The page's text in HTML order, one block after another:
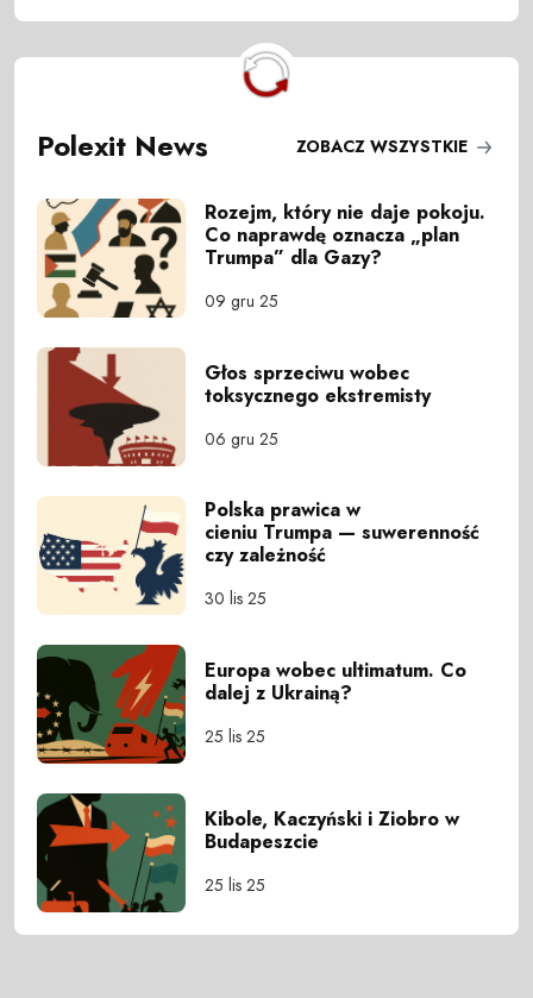
Polexit News ZOBACZ WSZYSTKIE
Rozejm, który nie daje pokoju.
Co naprawdę oznacza „plan
Trumpa” dla Gazy?
09 gru 25
Głos sprzeciwu wobec
toksycznego ekstremisty
06 gru 25
Polska prawica w
cieniu Trumpa — suwerenność
czy zależność
30 lis 25
Europa wobec ultimatum. Co
dalej z Ukrainą?
25 lis 25
Kibole, Kaczyński i Ziobro w
Budapeszcie
25 lis 25